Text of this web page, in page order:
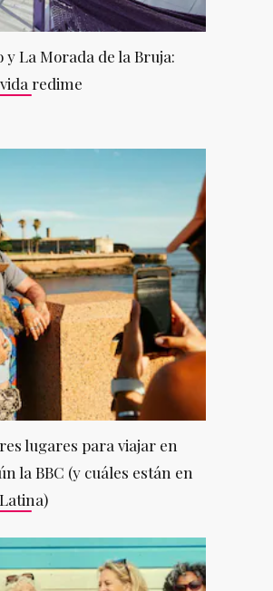
y La Morada de la Bruja:
redime
lugares para viajar en
la BBC (y cuáles están en